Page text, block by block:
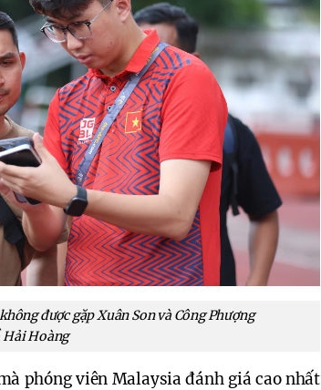
được gặp Xuân Son và Công Phượng
Hải Hoàng
phóng viên Malaysia đánh giá cao nhất